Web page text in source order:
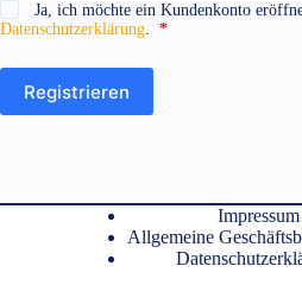
Ja, ich möchte ein Kundenkonto
Datenschutzerklärung. *Erforderlich
Registrieren
Impressum
Allgemeine